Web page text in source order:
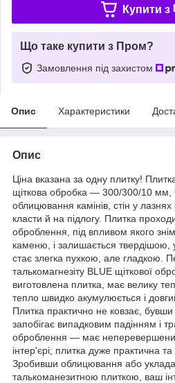
Купити з
Що таке купити з Пром?
Замовлення під захистом
Опис Характеристики
Опис
Ціна вказана за одну плитку!
щіткова обробка — 300/300/10 мм,
облицювання камінів, стін у
класти й на підлогу. Плитка
оброблення, під впливом якого
каменю, і залишається твердішою,
стає злегка пухкою, але гладкою.
талькомагнезіту BLUE щіткової
виготовлена плитка, має велику
тепло швидко акумулюється і
Плитка практично не ковзає,
запобігає випадковим падінням і
оброблення — має
інтер'єрі; плитка дуже практична та
Зробивши облицювання або
талькоманезитною плиткою, ваш